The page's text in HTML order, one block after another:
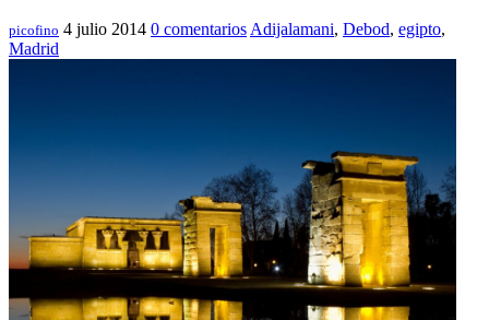
picofino 4 julio 2014 0 comentarios Adijalamani, Debod, egipto,
Madrid